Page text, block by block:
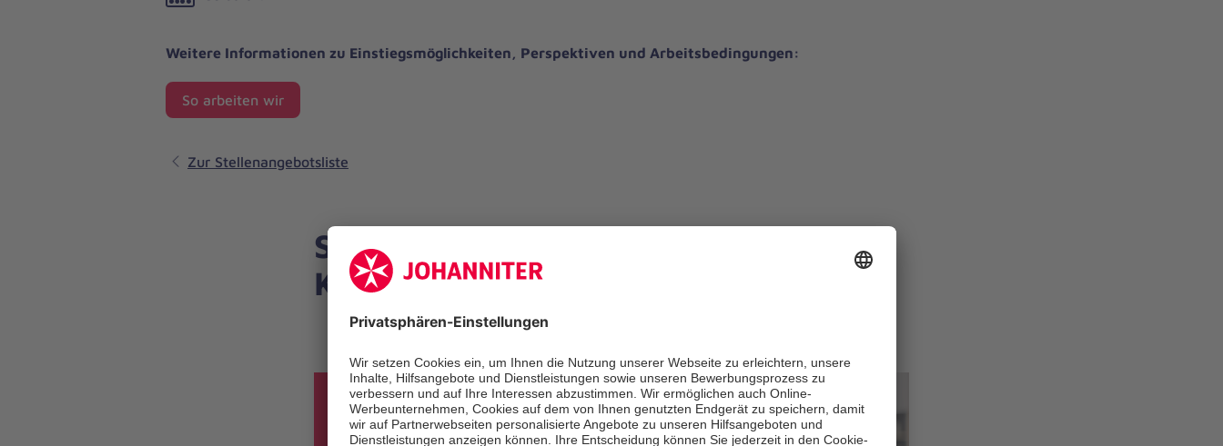
Weitere Informationen zu Einstiegsmöglichkeiten, Perspektiven und Arbeitsbedingungen:
So arbeiten wir
Zur Stellenangebotsliste
Sie haben noch Fragen?
Kontaktieren Sie uns gerne